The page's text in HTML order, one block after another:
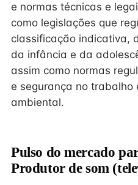
e normas técnicas e
como legislações que
classificação indicativa,
da infância e da
assim como normas
e segurança no trabalho
ambiental.
Pulso do mercado
Produtor de som